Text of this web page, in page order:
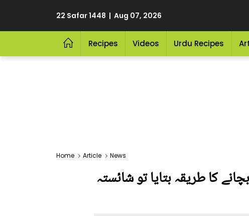
22 Safar 1448 | Aug 07, 2026
Recipes Videos Urdu Recipes
Home Article News
گھر بیٹھے ۔۔ دنانیر نے 25 ہزار روپے بچانے کا طریقہ بتایا تو شائستہ